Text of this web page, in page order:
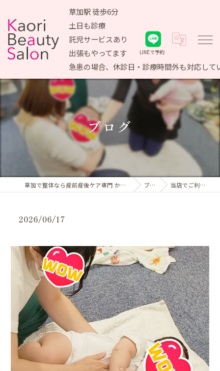
草加駅 徒歩6分
土日も診療
託児サービスあり
出張もやってます
急患の場合、休診日・診療時間外も対応して
LINEで予約
ブログ
草加で整体なら産前産後ケア専門 かおりビューティサロン ブログ 当店でご利用いただ…
2026/06/17